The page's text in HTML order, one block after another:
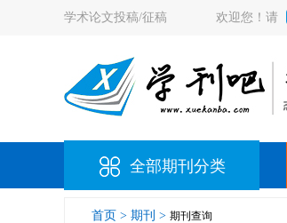
学术论文投稿/征稿 欢迎您！请
全部期刊分类
首页 > 期刊 > 期刊查询